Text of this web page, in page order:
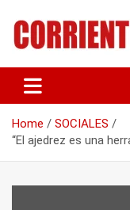
content
Home
SOCIALES
“El ajedrez es una